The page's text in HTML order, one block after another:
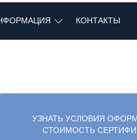
КОНТАКТЫ
УЗНАТЬ УСЛОВИЯ
СТОИМОСТЬ